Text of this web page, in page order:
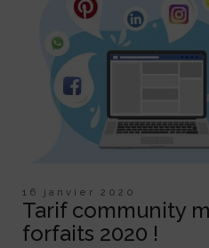
16 janvier 2020
Tarif community
forfaits 2020 !